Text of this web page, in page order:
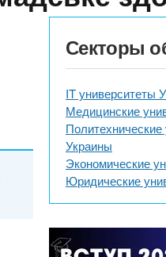
Секторы
IT университеты
Медицинские
Украины
Экономические
Юридические